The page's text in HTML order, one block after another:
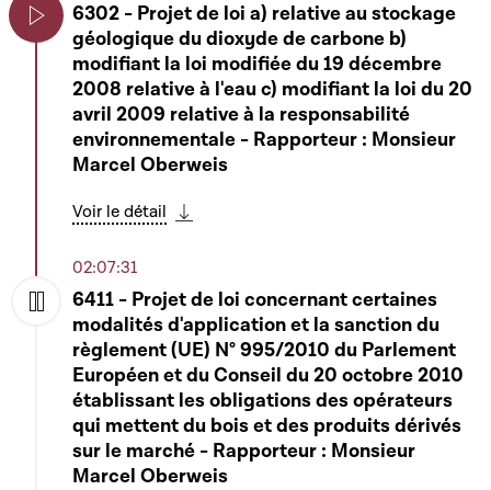
6302 - Projet de loi a) relative au stockage
géologique du dioxyde de carbone b)
modifiant la loi modifiée du 19 décembre
2008 relative à l'eau c) modifiant la loi du 20
avril 2009 relative à la responsabilité
environnementale - Rapporteur : Monsieur
Marcel Oberweis
Voir le détail
02:07:31
6411 - Projet de loi concernant certaines
modalités d'application et la sanction du
règlement (UE) N° 995/2010 du Parlement
Européen et du Conseil du 20 octobre 2010
établissant les obligations des opérateurs
qui mettent du bois et des produits dérivés
sur le marché - Rapporteur : Monsieur
Marcel Oberweis